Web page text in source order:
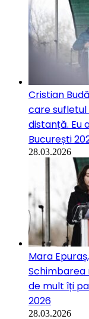
Cristian
care sufletul
distanță. Eu
București
28.03.2026
Mara
Schimbarea
de mult îți
2026
28.03.2026